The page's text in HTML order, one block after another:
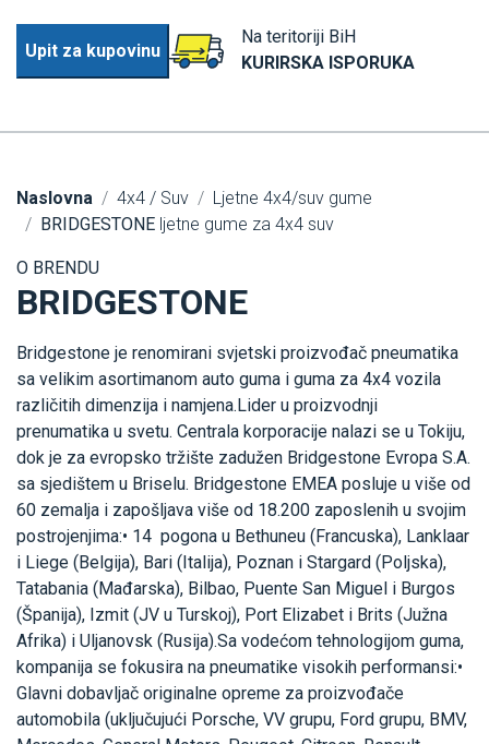
Upit za kupovinu
Na teritoriji BiH
KURIRSKA ISPORUKA
Naslovna 4x4 / Suv
Ljetne 4x4/suv gume
BRIDGESTONE ljetne gume za 4x4 suv
O BRENDU
BRIDGESTONE
Bridgestone je renomirani svjetski proizvođač pneumatika
sa velikim asortimanom auto guma i guma za 4x4 vozila
različitih dimenzija i namjena.Lider u proizvodnji
prenumatika u svetu. Centrala korporacije nalazi se u Tokiju,
dok je za evropsko tržište zadužen Bridgestone Evropa S.A.
sa sjedištem u Briselu. Bridgestone EMEA posluje u više od
60 zemalja i zapošljava više od 18.200 zaposlenih u svojim
postrojenjima:• 14 pogona u Bethuneu (Francuska), Lanklaar
i Liege (Belgija), Bari (Italija), Poznan i Stargard (Poljska),
Tatabania (Mađarska), Bilbao, Puente San Miguel i Burgos
(Španija), Izmit (JV u Turskoj), Port Elizabet i Brits (Južna
Afrika) i Uljanovsk (Rusija).Sa vodećom tehnologijom guma,
kompanija se fokusira na pneumatike visokih performansi:•
Glavni dobavljač originalne opreme za proizvođače
automobila (uključujući Porsche, VV grupu, Ford grupu, BMV,